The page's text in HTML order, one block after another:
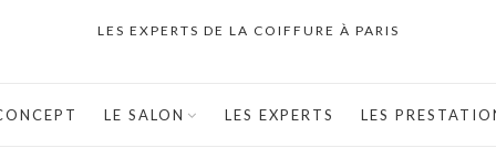
LES EXPERTS DE LA COIFFURE À PARIS
LE SALON LES EXPERTS LES